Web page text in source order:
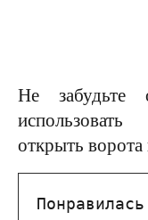
Не забудьте
открыть ворота